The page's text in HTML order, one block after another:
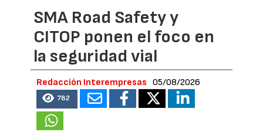
SMA Road Safety y
CITOP ponen el foco en
la seguridad vial
Redacción Interempresas 05/08/2026
782